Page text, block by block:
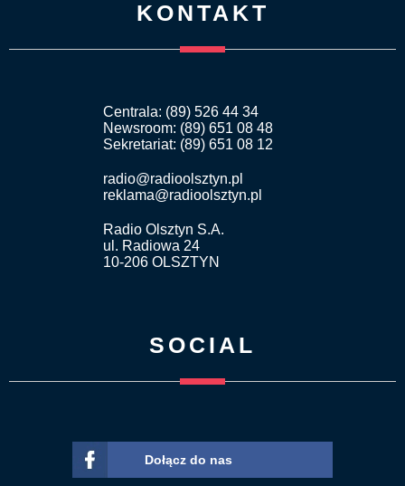
KONTAKT
Centrala: (89) 526 44 34
Newsroom: (89) 651 08 48
Sekretariat: (89) 651 08 12
radio@radioolsztyn.pl
reklama@radioolsztyn.pl
Radio Olsztyn S.A.
ul. Radiowa 24
10-206 OLSZTYN
SOCIAL
Dołącz do nas